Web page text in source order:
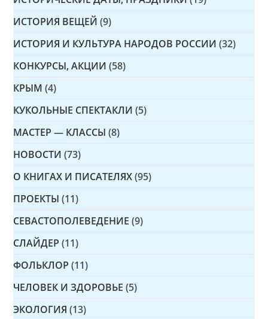
ИСТОРИЯ ВЕЩЕЙ (9)
ИСТОРИЯ И КУЛЬТУРА НАРОДОВ РОССИИ (32)
КОНКУРСЫ, АКЦИИ (58)
КРЫМ (4)
КУКОЛЬНЫЕ СПЕКТАКЛИ (5)
МАСТЕР — КЛАССЫ (8)
НОВОСТИ (73)
О КНИГАХ И ПИСАТЕЛЯХ (95)
ПРОЕКТЫ (11)
СЕВАСТОПОЛЕВЕДЕНИЕ (9)
СЛАЙДЕР (11)
ФОЛЬКЛОР (11)
ЧЕЛОВЕК И ЗДОРОВЬЕ (5)
ЭКОЛОГИЯ (13)